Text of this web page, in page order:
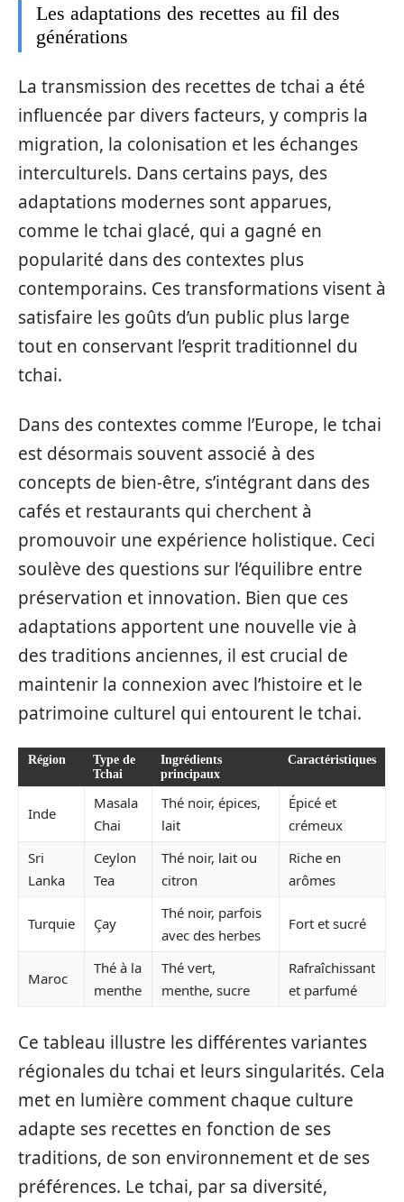
Les adaptations des recettes au fil des
générations
La transmission des recettes de tchai a été
influencée par divers facteurs, y compris la
migration, la colonisation et les échanges
interculturels. Dans certains pays, des
adaptations modernes sont apparues,
comme le tchai glacé, qui a gagné en
popularité dans des contextes plus
contemporains. Ces transformations visent à
satisfaire les goûts d’un public plus large
tout en conservant l’esprit traditionnel du
tchai.
Dans des contextes comme l’Europe, le tchai
est désormais souvent associé à des
concepts de bien-être, s’intégrant dans des
cafés et restaurants qui cherchent à
promouvoir une expérience holistique. Ceci
soulève des questions sur l’équilibre entre
préservation et innovation. Bien que ces
adaptations apportent une nouvelle vie à
des traditions anciennes, il est crucial de
maintenir la connexion avec l’histoire et le
patrimoine culturel qui entourent le tchai.
Région
Type de
Tchai
Ingrédients
principaux
Caractéristiques
Inde
Masala
Chai
Thé noir, épices,
lait
Épicé et
crémeux
Sri
Lanka
Ceylon
Tea
Thé noir, lait ou
citron
Riche en
arômes
Turquie Çay
Thé noir, parfois
avec des herbes
Fort et sucré
Maroc
Thé à la
menthe
Thé vert,
menthe, sucre
Rafraîchissant
et parfumé
Ce tableau illustre les différentes variantes
régionales du tchai et leurs singularités. Cela
met en lumière comment chaque culture
adapte ses recettes en fonction de ses
traditions, de son environnement et de ses
préférences. Le tchai, par sa diversité,